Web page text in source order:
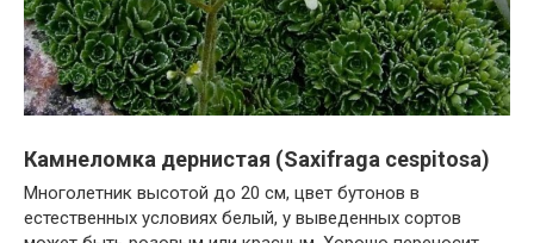
Камнеломка дернистая (Saxifraga cespitosa)
Многолетник высотой до 20 см, цвет бутонов в
естественных условиях белый, у выведенных сортов